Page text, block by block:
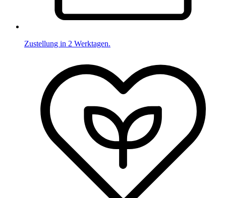
Zustellung in 2 Werktagen.